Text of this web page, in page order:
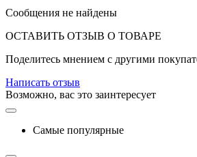
Сообщения не найдены
ОСТАВИТЬ ОТЗЫВ О ТОВАРЕ
Поделитесь мнением с другими
Написать отзыв
Возможно, вас это заинтересует
Самые популярные